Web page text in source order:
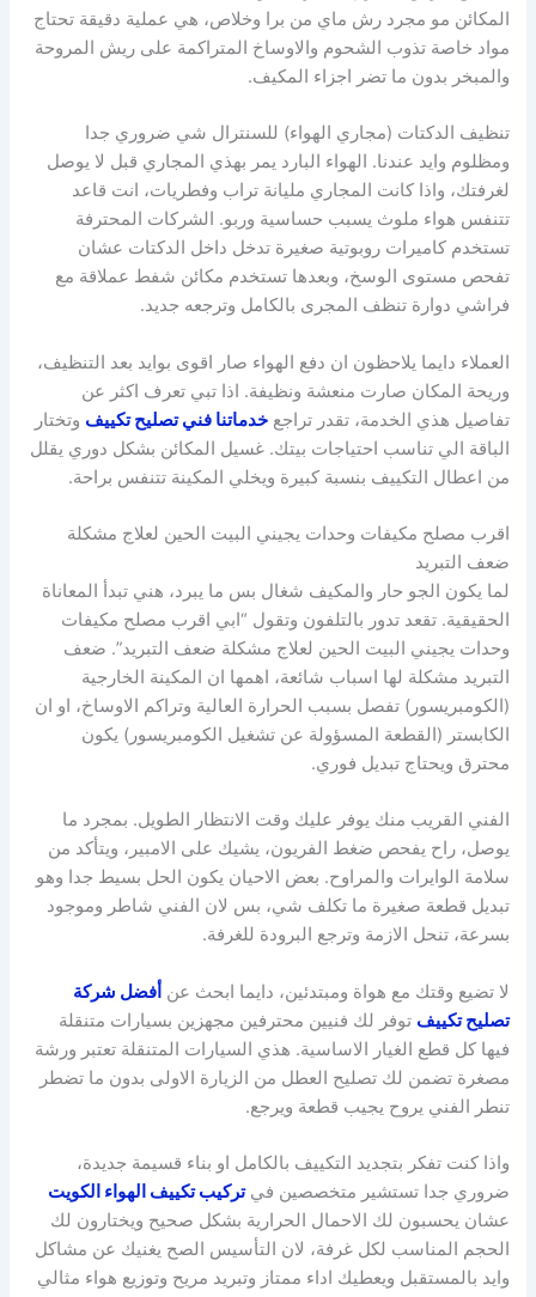
المكائن مو مجرد رش ماي من برا وخلاص، هي عملية دقيقة تحتاج
مواد خاصة تذوب الشحوم والاوساخ المتراكمة على ريش المروحة
والمبخر بدون ما تضر اجزاء المكيف.
تنظيف الدكتات (مجاري الهواء) للسنترال شي ضروري جدا
ومظلوم وايد عندنا. الهواء البارد يمر بهذي المجاري قبل لا يوصل
لغرفتك، واذا كانت المجاري مليانة تراب وفطريات، انت قاعد
تتنفس هواء ملوث يسبب حساسية وربو. الشركات المحترفة
تستخدم كاميرات روبوتية صغيرة تدخل داخل الدكتات عشان
تفحص مستوى الوسخ، وبعدها تستخدم مكائن شفط عملاقة مع
فراشي دوارة تنظف المجرى بالكامل وترجعه جديد.
العملاء دايما يلاحظون ان دفع الهواء صار اقوى بوايد بعد التنظيف،
وريحة المكان صارت منعشة ونظيفة. اذا تبي تعرف اكثر عن
تفاصيل هذي الخدمة، تقدر تراجعخدماتنا فني تصليح تكييف وتختار
الباقة الي تناسب احتياجات بيتك. غسيل المكائن بشكل دوري يقلل
من اعطال التكييف بنسبة كبيرة ويخلي المكينة تتنفس براحة.
اقرب مصلح مكيفات وحدات يجيني البيت الحين لعلاج مشكلة
ضعف التبريد
لما يكون الجو حار والمكيف شغال بس ما يبرد، هني تبدأ المعاناة
الحقيقية. تقعد تدور بالتلفون وتقول “ابي اقرب مصلح مكيفات
وحدات يجيني البيت الحين لعلاج مشكلة ضعف التبريد”. ضعف
التبريد مشكلة لها اسباب شائعة، اهمها ان المكينة الخارجية
(الكومبريسور) تفصل بسبب الحرارة العالية وتراكم الاوساخ، او ان
الكابستر (القطعة المسؤولة عن تشغيل الكومبريسور) يكون
محترق ويحتاج تبديل فوري.
الفني القريب منك يوفر عليك وقت الانتظار الطويل. بمجرد ما
يوصل، راح يفحص ضغط الفريون، يشيك على الامبير، ويتأكد من
سلامة الوايرات والمراوح. بعض الاحيان يكون الحل بسيط جدا وهو
تبديل قطعة صغيرة ما تكلف شي، بس لان الفني شاطر وموجود
بسرعة، تنحل الازمة وترجع البرودة للغرفة.
لا تضيع وقتك مع هواة ومبتدئين، دايما ابحث عن أفضل شركة
تصليح تكييف توفر لك فنيين محترفين مجهزين بسيارات متنقلة
فيها كل قطع الغيار الاساسية. هذي السيارات المتنقلة تعتبر ورشة
مصغرة تضمن لك تصليح العطل من الزيارة الاولى بدون ما تضطر
تنطر الفني يروح يجيب قطعة ويرجع.
واذا كنت تفكر بتجديد التكييف بالكامل او بناء قسيمة جديدة،
ضروري جدا تستشير متخصصين فيتركيب تكييف الهواء الكويت
عشان يحسبون لك الاحمال الحرارية بشكل صحيح ويختارون لك
الحجم المناسب لكل غرفة، لان التأسيس الصح يغنيك عن مشاكل
وايد بالمستقبل ويعطيك اداء ممتاز وتبريد مريح وتوزيع هواء مثالي